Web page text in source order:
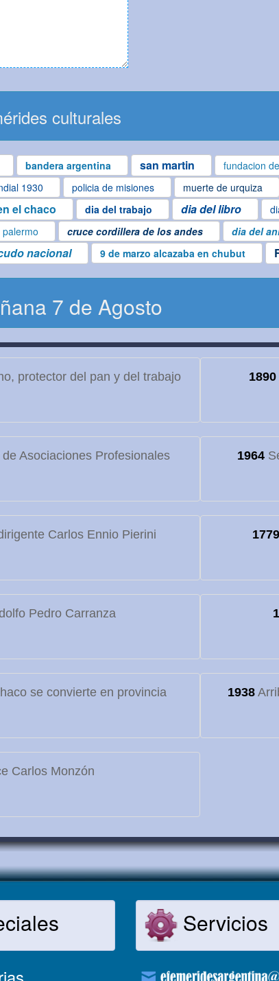
culturales
bandera argentina san martin fundacion
1930 policia de misiones muerte de urquiza
el chaco dia del trabajo dia del libro
cruce cordillera de los andes dia del
nacional 9 de marzo alcazaba en chubut
7 de Agosto
protector del pan y del trabajo 1890
Asociaciones Profesionales 1964
Carlos Ennio Pierini 1779
Pedro Carranza
se convierte en provincia 1938
Carlos Monzón
Servicios